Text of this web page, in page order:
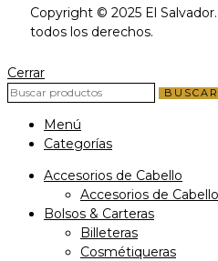
Copyright © 2025 El
todos los derechos.
Cerrar
BUSCAR
Menú
Categorías
Accesorios de Cabello
Accesorios de Cabello
Bolsos & Carteras
Billeteras
Cosmétiqueras